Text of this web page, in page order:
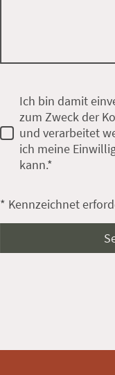
Ich bin damit
zum Zweck der
und verarbeitet
ich meine
kann.*
* Kennzeichnet